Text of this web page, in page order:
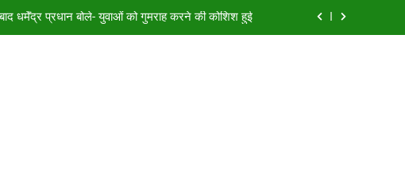
बैठक संपन्न, क्षेत्र की समस्याओं को लेकर खुलकर हुई चर्चा
बैठक संपन्न, क्षेत्र की समस्याओं को लेकर खुलकर हुई चर्चा